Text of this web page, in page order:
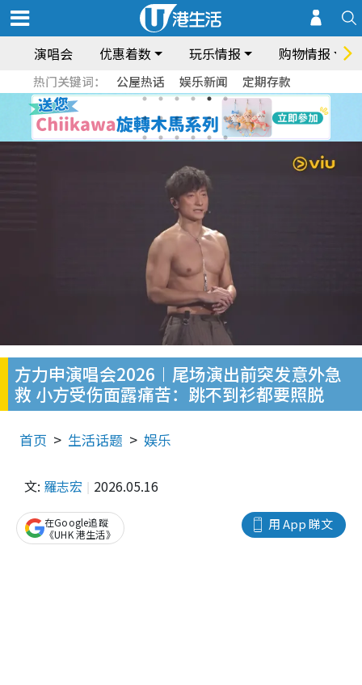
演唱会 优惠着数 玩乐情报 购物情报
热门关键词： 公屋热话 娱乐新闻 定期存款
方力申演唱会2026︱尾场演出前突发意外急
救 小方受伤面露痛苦：跳不到衫都要照脱
首页 生活话题 娱乐
文: 羅志宏 2026.05.16
用 App 睇文
在Google追蹤
《UHK 港生活》